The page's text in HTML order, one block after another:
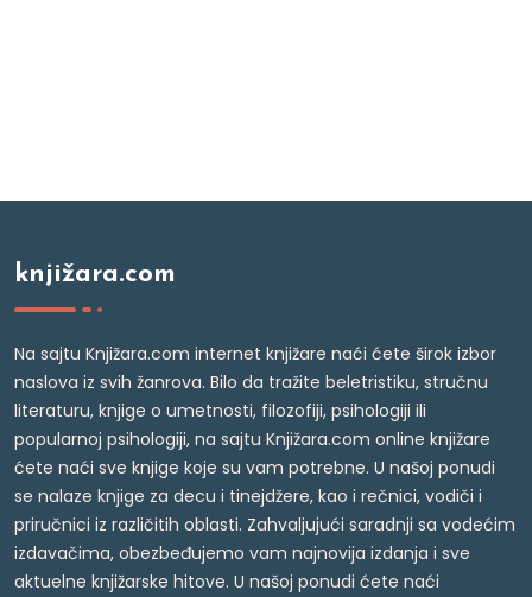
knjižara.com
Na sajtu Knjižara.com internet knjižare naći ćete širok izbor
naslova iz svih žanrova. Bilo da tražite beletristiku, stručnu
literaturu, knjige o umetnosti, filozofiji, psihologiji ili
popularnoj psihologiji, na sajtu Knjižara.com online knjižare
ćete naći sve knjige koje su vam potrebne. U našoj ponudi
se nalaze knjige za decu i tinejdžere, kao i rečnici, vodiči i
priručnici iz različitih oblasti. Zahvaljujući saradnji sa vodećim
izdavačima, obezbeđujemo vam najnovija izdanja i sve
aktuelne knjižarske hitove. U našoj ponudi ćete naći